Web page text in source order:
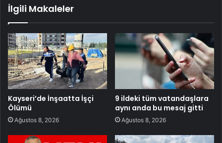
İlgili Makaleler
Kayseri’de İnşaatta İşçi
Ölümü
Ağustos 8, 2026
9 ildeki tüm vatandaşlara
aynı anda bu mesaj gitti
Ağustos 8, 2026